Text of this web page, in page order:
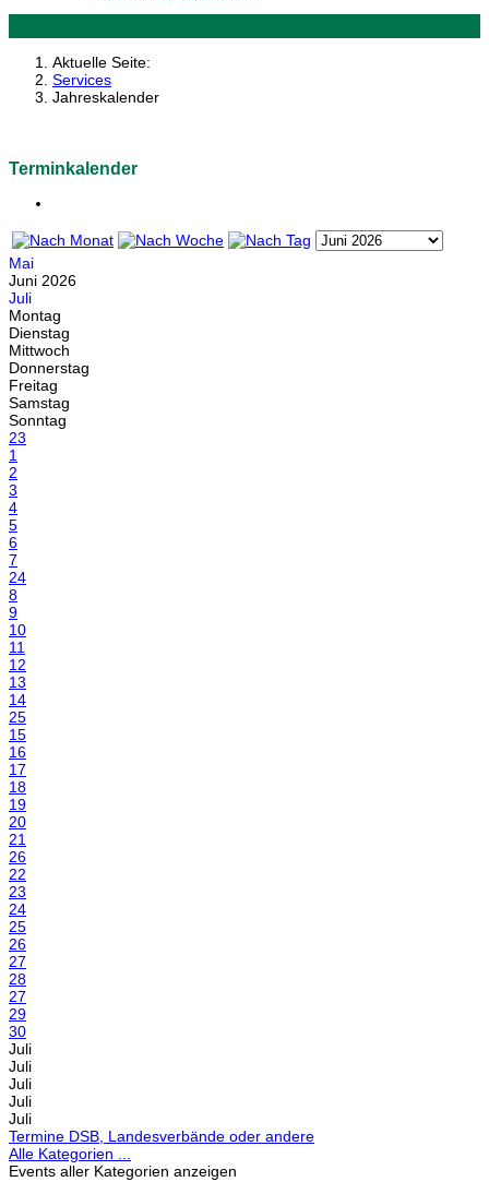
Aktuelle Seite:
Services
Jahreskalender
Terminkalender
Mai
Juni 2026
Juli
Montag
Dienstag
Mittwoch
Donnerstag
Freitag
Samstag
Sonntag
23
1
2
3
4
5
6
7
24
8
9
10
11
12
13
14
25
15
16
17
18
19
20
21
26
22
23
24
25
26
27
28
27
29
30
Juli
Juli
Juli
Juli
Juli
Termine DSB, Landesverbände oder andere
Alle Kategorien ...
Events aller Kategorien anzeigen